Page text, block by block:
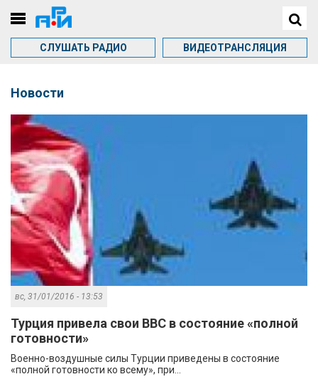
СЛУШАТЬ РАДИО ВИДЕОТРАНСЛЯЦИЯ
Новости
вс, 31/01/2016 - 13:53
Турция привела свои ВВС в состояние «полной
готовности»
Военно-воздушные силы Турции приведены в состояние
«полной готовности ко всему», при...